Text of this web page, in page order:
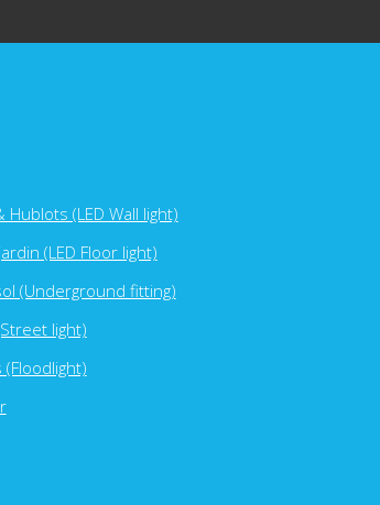
(LED Wall light)
(LED Floor light)
(Underground fitting)
light)